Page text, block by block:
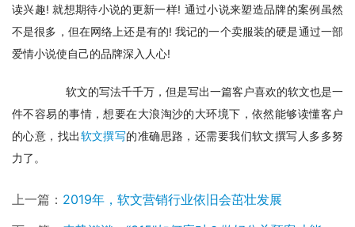
读兴趣! 就想期待小说的更新一样! 通过小说来塑造品牌的案例虽然
不是很多，但在网络上还是有的! 我记的一个卖服装的硬是通过一部
爱情小说使自己的品牌深入人心!
软文的写法千千万，但是写出一篇客户喜欢的软文也是一
件不容易的事情，想要在大浪淘沙的大环境下，依然能够读懂客户
的心意，找出软文撰写的准确思路，还需要我们软文撰写人多多努
力了。
上一篇： 2019年，软文营销行业依旧会茁壮发展